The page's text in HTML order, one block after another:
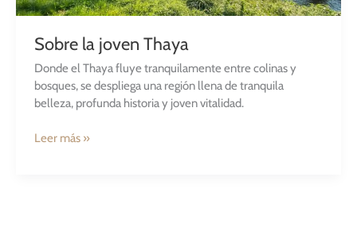
Sobre la joven Thaya
Donde el Thaya fluye tranquilamente entre colinas y
bosques, se despliega una región llena de tranquila
belleza, profunda historia y joven vitalidad.
Leer más »